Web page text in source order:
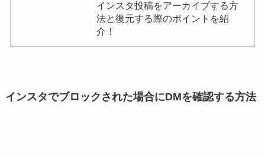
インスタ投稿をアーカイブする方
法と復元する際のポイントを紹
介！
インスタでブロックされた場合にDMを確認する方法